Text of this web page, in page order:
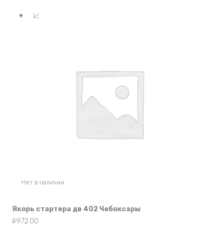
Нет в наличии
Якорь стартера дв 402 Чебоксары
₽972.00